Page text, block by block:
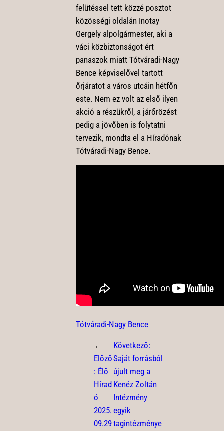
felütéssel tett közzé posztot
közösségi oldalán Inotay
Gergely alpolgármester, aki a
váci közbiztonságot ért
panaszok miatt Tótváradi-Nagy
Bence képviselővel tartott
őrjáratot a város utcáin hétfőn
este. Nem ez volt az első ilyen
akció a részükről, a járőrözést
pedig a jövőben is folytatni
tervezik, mondta el a Híradónak
Tótváradi-Nagy Bence.
Tótváradi-Nagy Bence
←
Előző
: Élő
Hírad
ó
2025.
09.29
Következő:
Saját forrásból
újult meg a
Kenéz Zoltán
Intézmény
egyik
tagintézménye